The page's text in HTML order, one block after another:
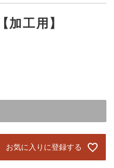
加工用】
お気に入りに登録する